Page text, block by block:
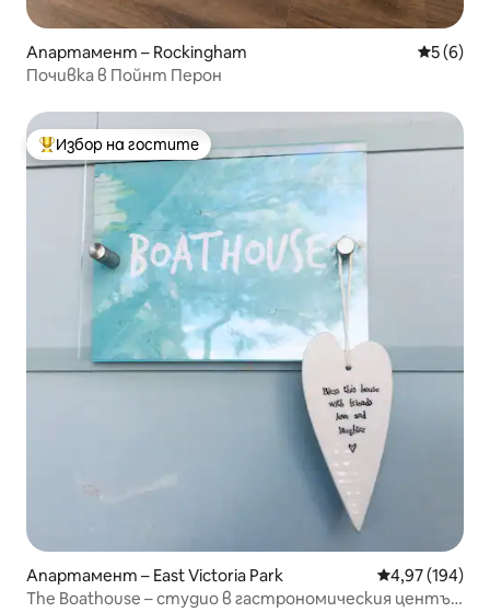
Апартамент – Rockingham Средна
5 (6)
Почивка в Пойнт Перон
Най-популярен избор на гостите
Избор на гостите
Апартамент – East Victoria Park Средна
4,97 (194)
The Boathouse – студио в гастрономическия център